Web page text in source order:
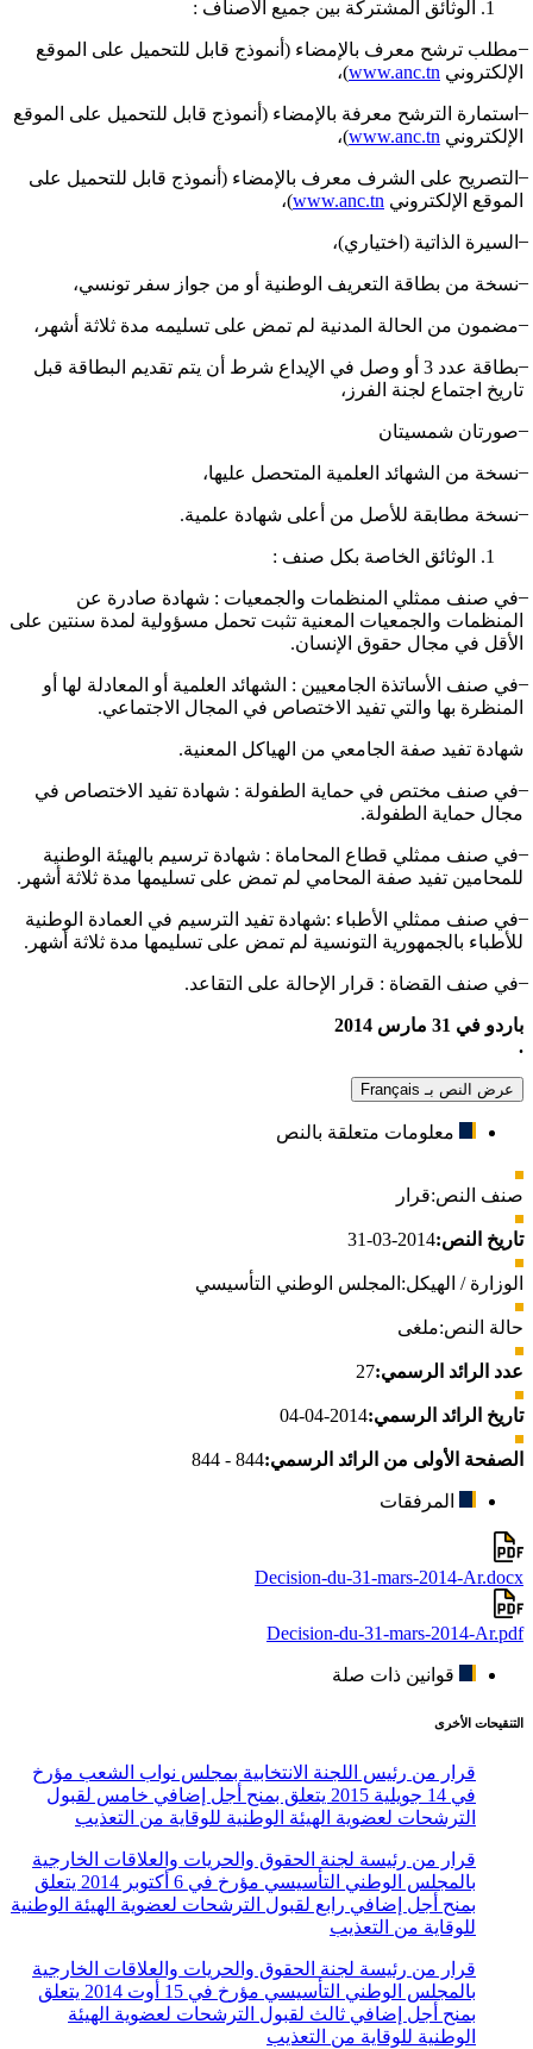
الوثائق المشتركة بين جميع الأصناف :
̶ مطلب ترشح معرف بالإمضاء (أنموذج قابل للتحميل على الموقع
الإلكتروني www.anc.tn)،
̶ استمارة الترشح معرفة بالإمضاء (أنموذج قابل للتحميل على الموقع
الإلكتروني www.anc.tn)،
̶ التصريح على الشرف معرف بالإمضاء (أنموذج قابل للتحميل على
الموقع الإلكتروني www.anc.tn)،
̶ السيرة الذاتية (اختياري)،
̶ نسخة من بطاقة التعريف الوطنية أو من جواز سفر تونسي،
̶ مضمون من الحالة المدنية لم تمض على تسليمه مدة ثلاثة أشهر،
̶ بطاقة عدد 3 أو وصل في الإيداع شرط أن يتم تقديم البطاقة قبل
تاريخ اجتماع لجنة الفرز،
̶ صورتان شمسيتان
̶ نسخة من الشهائد العلمية المتحصل عليها،
̶ نسخة مطابقة للأصل من أعلى شهادة علمية.
الوثائق الخاصة بكل صنف :
̶ في صنف ممثلي المنظمات والجمعيات : شهادة صادرة عن
المنظمات والجمعيات المعنية تثبت تحمل مسؤولية لمدة سنتين على
الأقل في مجال حقوق الإنسان.
̶ في صنف الأساتذة الجامعيين : الشهائد العلمية أو المعادلة لها أو
المنظرة بها والتي تفيد الاختصاص في المجال الاجتماعي.
شهادة تفيد صفة الجامعي من الهياكل المعنية.
̶ في صنف مختص في حماية الطفولة : شهادة تفيد الاختصاص في
مجال حماية الطفولة.
̶ في صنف ممثلي قطاع المحاماة : شهادة ترسيم بالهيئة الوطنية
للمحامين تفيد صفة المحامي لم تمض على تسليمها مدة ثلاثة أشهر.
̶ في صنف ممثلي الأطباء :شهادة تفيد الترسيم في العمادة الوطنية
للأطباء بالجمهورية التونسية لم تمض على تسليمها مدة ثلاثة أشهر.
̶ في صنف القضاة : قرار الإحالة على التقاعد.
باردو في 31 مارس 2014
.
عرض النص بـ Français
معلومات متعلقة بالنص
صنف النص:قرار
تاريخ النص:2014-03-31
الوزارة / الهيكل: المجلس الوطني التأسيسي
حالة النص:ملغى
عدد الرائد الرسمي:27
تاريخ الرائد الرسمي:2014-04-04
الصفحة الأولى من الرائد الرسمي:844 - 844
المرفقات
Decision-du-31-mars-2014-Ar.docx
Decision-du-31-mars-2014-Ar.pdf
قوانين ذات صلة
التنقيحات الأخرى
قرار من رئيس اللجنة الانتخابية بمجلس نواب الشعب مؤرخ
في 14 جويلية 2015 يتعلق بمنح أجل إضافي خامس لقبول
الترشحات لعضوية الهيئة الوطنية للوقاية من التعذيب
قرار من رئيسة لجنة الحقوق والحريات والعلاقات الخارجية
بالمجلس الوطني التأسيسي مؤرخ في 6 أكتوبر 2014 يتعلق
بمنح أجل إضافي رابع لقبول الترشحات لعضوية الهيئة الوطنية
للوقاية من التعذيب
قرار من رئيسة لجنة الحقوق والحريات والعلاقات الخارجية
بالمجلس الوطني التأسيسي مؤرخ في 15 أوت 2014 يتعلق
بمنح أجل إضافي ثالث لقبول الترشحات لعضوية الهيئة
الوطنية للوقاية من التعذيب